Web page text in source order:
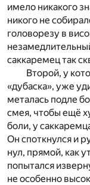
имело никакого
никого не
головорезу в
саккаремец так
Второй, у
«дубаска», уже
металась подле
смея, чтобы ещё
боли, у
Он споткнулся и
нул, прямой, как
попытался
не особенно